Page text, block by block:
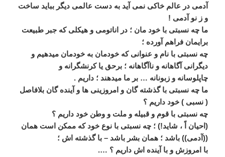
آدمی در عالم خاکی نمی آيد به دست عالمی ديگر ببايد ساخت
و ز نو آدمی !
ما چه نسبتی با خود مان ؛ در اناتومی و ھيکلی که جبر طبيعت
برايمان فراھم آورده ؛
چه نسبتی با نام و عنوانی که خودمان به خودمان ميدھيم و
ديگرانی آگاھانه و ناآگاھانه ؛ برحق يا کرنشگرانه و
چاپلوسانه و زبونانه … بر ما ميدھند ؛ داريم .
ما چه نسبتی با گذشته گان و امروزينی ھا و آينده گان بلافاصل
( نسبی ) خود داريم ؟
چه نسبتی با قوم و قبيله و ملت و وطن خود داريم ؟
(احيان اً ، شايد!) ؛ چه نسبتی با نوع خود که ممکن است ھمان
((آدمی)) باشد ؛ ھمان بشر باشد – با گذشته اش ؛
با امروزش و با آينده اش داريم ؟ ….